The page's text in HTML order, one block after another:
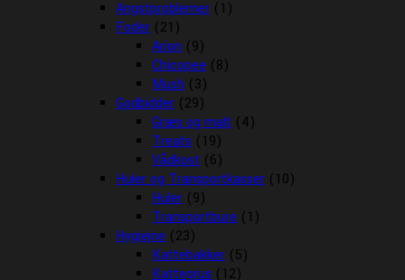
Angstproblemer (1)
Foder (21)
Arion (9)
Chicopee (8)
Mush (3)
Godbidder (29)
Græs og malt (4)
Treats (19)
Vådkost (6)
Huler og Transportkasser (10)
Huler (9)
Transportbure (1)
Hygiejne (23)
Kattebakker (5)
Kattegrus (12)